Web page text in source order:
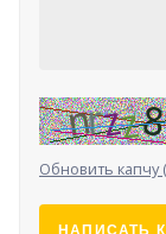
Обновить капчу